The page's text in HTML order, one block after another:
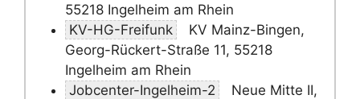
55218 Ingelheim am Rhein
KV-HG-Freifunk
KV Mainz-Bingen,
Georg-Rückert-Straße 11, 55218
Ingelheim am Rhein
Jobcenter-Ingelheim-2
Neue Mitte II,